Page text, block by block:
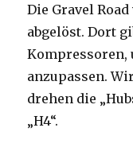
Die Gravel
abgelöst. Dort
Kompressoren,
anzupassen.
drehen die
„H4“.